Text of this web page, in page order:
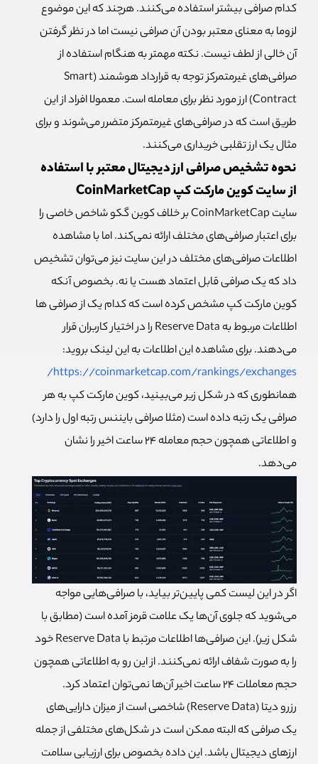
کدام صرافی بیشتر استفاده می‌کنند. هرچند که این موضوع
لزوما به معنای معتبر بودن آن صرافی نیست اما در نظر گرفتن
آن خالی از لطف نیست. نکته مهمتر به هنگام استفاده از
صرافی‌های غیرمتمرکز توجه به قرارداد هوشمند (Smart
Contract) ارز مورد نظر برای معامله است. معمولا افراد از این
طریق است که در صرافی‌های غیرمتمرکز متضرر می‌شوند و برای
مثال یک ارز تقلبی خریداری می‌کنند.
نحوه تشخیص صرافی ارز دیجیتال معتبر با استفاده
از سایت کوین مارکت کپ CoinMarketCap
سایت CoinMarketCap بر خلاف کوین گکو شاخص خاصی را
برای اعتبار صرافی‌های مختلف ارائه نمی‌کند. اما با مشاهده
اطلاعات صرافی‌های مختلف در این سایت نیز می‌توان تشخیص
داد که یک صرافی قابل اعتماد هست یا نه. بخصوص آنکه
کوین مارکت کپ مشخص کرده است که کدام یک از صرافی ها
اطلاعات مربوط به Reserve Data را در اختیار کاربران قرار
می‌دهند. برای مشاهده این اطلاعات به این لینک بروید:
https://coinmarketcap.com/rankings/exchanges/
همانطوری که در شکل زیر می‌بینید، کوین مارکت کپ به هر
صرافی یک رتبه داده است (مثلا صرافی بایننس رتبه اول را دارد)
و اطلاعاتی همچون حجم معامله ۲۴ ساعت اخیر را نشان
می‌دهد.
اگر در این لیست کمی پایین‌تر بیاید، با صرافی‌هایی مواجه
می‌شوید که جلوی آن‌ها یک علامت قرمز آمده است (مطابق با
شکل زیر). این صرافی‌ها اطلاعات مرتبط با Reserve Data خود
را به صورت شفاف ارائه نمی‌کنند. از این رو به اطلاعاتی همچون
حجم معاملات ۲۴ ساعت اخیر آن‌ها نمی‌توان اعتماد کرد.
رزرو دیتا (Reserve Data) شاخصی است از میزان دارایی‌های
یک صرافی که البته ممکن است در شکل‌های مختلفی از جمله
ارزهای دیجیتال باشد. این داده بخصوص برای ارزیابی سلامت